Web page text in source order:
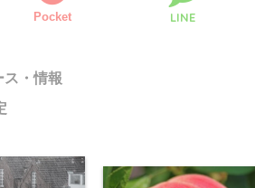
Pocket LINE
ス・情報